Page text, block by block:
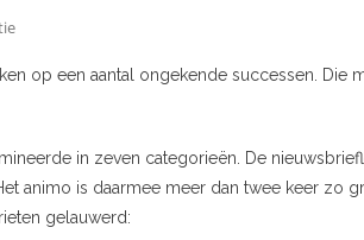
op een aantal ongekende successen.
in zeven categorieën. De
animo is daarmee meer dan twee keer zo
gelauwerd: